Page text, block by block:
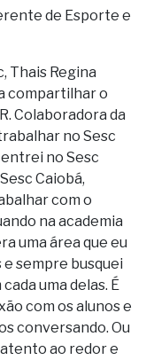
de Esporte e
Thais Regina
compartilhar o
Colaboradora da
no Sesc
entrei no Sesc
Caiobá,
com o
na academia
uma área que eu
e sempre busquei
uma delas. É
com os alunos e
conversando. Ou
ao redor e